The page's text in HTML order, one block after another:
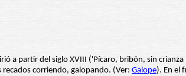
a partir del siglo XVIII ('Pícaro, bribón, sin crianza
corriendo, galopando. (Ver: Galope). En el